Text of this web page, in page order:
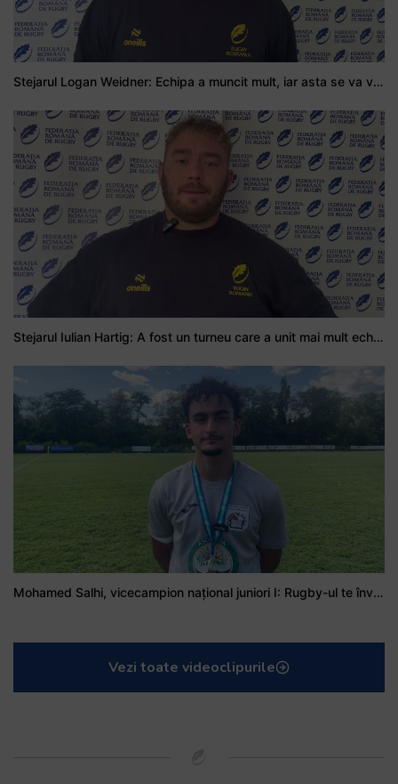
Stejarul Logan Weidner: Echipa a muncit mult, iar asta se va vedea în meciurile de la Nations Cup
Stejarul Iulian Hartig: A fost un turneu care a unit mai mult echipa
Mohamed Salhi, vicecampion național juniori I: Rugby-ul te învață să accepți și înfrângerile
Vezi toate videoclipurile